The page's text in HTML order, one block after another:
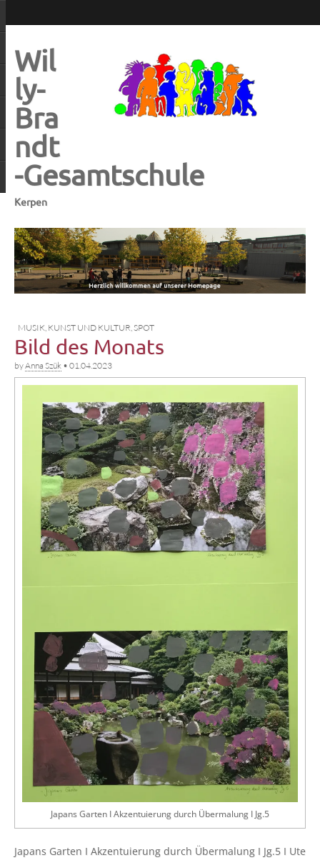
Wil
ly-
Bra
ndt
-Gesamtschule
Kerpen
MUSIK, KUNST UND KULTUR SPOT
Bild des Monats
byAnna Szük • 01.04.2023
Japans Gar­ten I Akzen­tu­ie­rung durch Über­ma­lung I Jg.5
Japans Gar­ten I Akzen­tu­ie­rung durch Über­ma­lung I Jg.5 I Ute